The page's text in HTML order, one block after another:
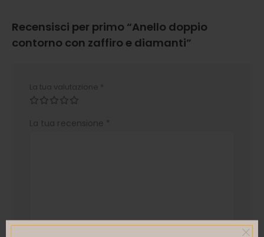
Recensisci per primo “Anello doppio
contorno con zaffiro e diamanti”
La tua valutazione *
La tua recensione *